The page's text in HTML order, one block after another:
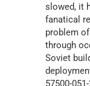
slowed, it
fanatical
problem
through
Soviet
57500-